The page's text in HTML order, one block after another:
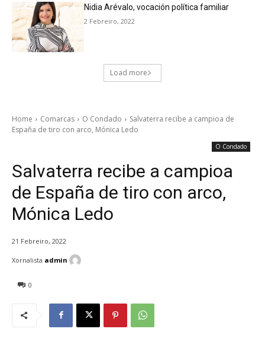
Nidia Arévalo, vocación política familiar
2 Febreiro, 2022
Load more